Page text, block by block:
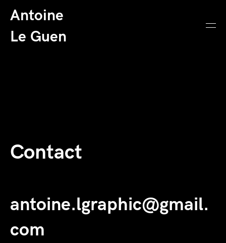
Antoine
Le Guen
Contact
antoine.lgraphic@gmail.
com